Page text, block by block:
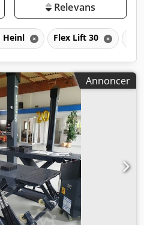
Relevans
Heinl Flex Lift 30
Annoncer